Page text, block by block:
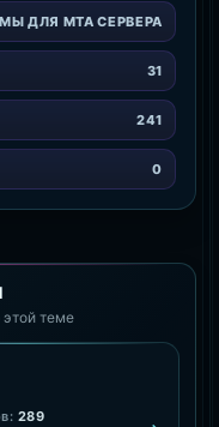
ДЛЯ MTA СЕРВЕРА
31
241
0
теме
289